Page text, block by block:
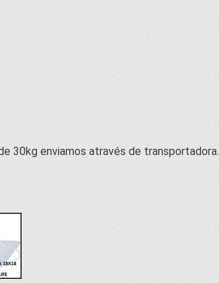
30kg enviamos através de transportadora.